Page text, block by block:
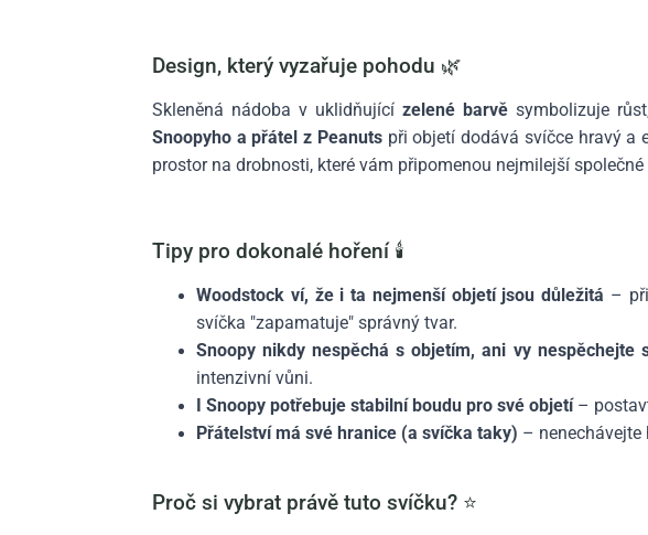
Design, který vyzařuje pohodu 🌿
Skleněná nádoba v uklidňujícízelené barvě symbolizuje
Snoopyho a přátel z Peanutspři objetí dodává svíčce hravý a
prostor na drobnosti, které vám připomenou nejmilejší
Tipy pro dokonalé hoření 🕯️
Woodstock ví, že i ta nejmenší objetí jsou důležitá –
svíčka "zapamatuje" správný tvar.
Snoopy nikdy nespěchá s objetím, ani vy nespěchejte
intenzivní vůni.
I Snoopy potřebuje stabilní boudu pro své objetí–
Přátelství má své hranice (a svíčka taky) – nenechávejte
Proč si vybrat právě tuto svíčku? ⭐